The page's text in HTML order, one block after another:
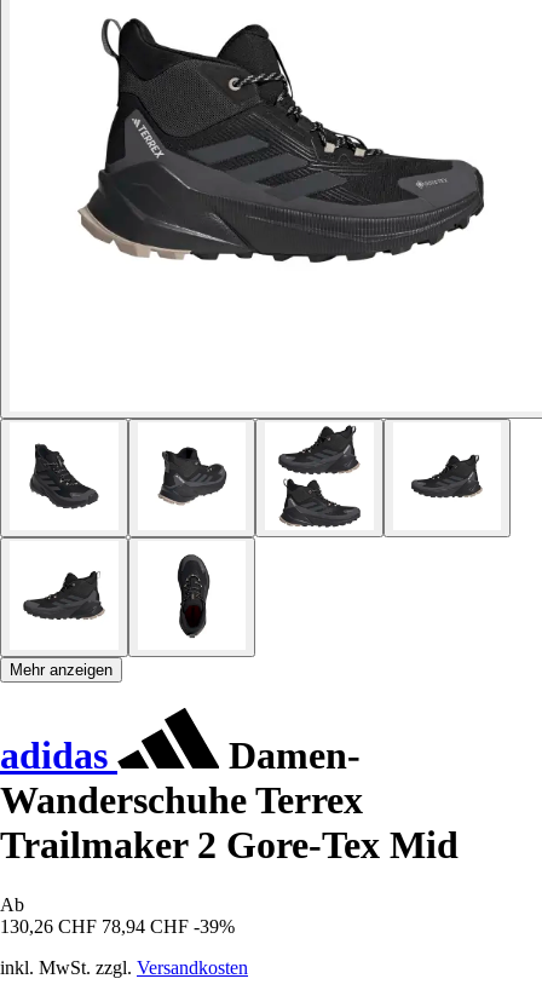
Mehr anzeigen
adidas
Damen-
Wanderschuhe Terrex
Trailmaker 2 Gore-Tex Mid
Ab
130,26 CHF 78,94 CHF -39%
inkl. MwSt. zzgl. Versandkosten